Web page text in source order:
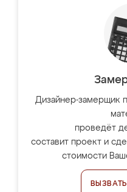
Дизайнер-замерщик
проведёт
составит проект и
стоимости